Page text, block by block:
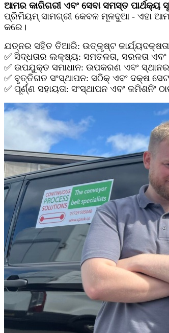
ଆମର କାରିଗରୀ ଏବଂ ସେବା ସମସ୍ତ ପାର୍ଥକ୍ୟ
ପ୍ରିମିୟମ୍ ସାମଗ୍ରୀ କେବଳ ମୂଳଦୁଆ - ଏହା
କରେ।
ଯତ୍ନର ସହିତ ତିଆରି: ଉତ୍କୃଷ୍ଟ କାର୍ଯ୍ୟଦକ୍ଷତା
✅ ସିଦ୍ଧତାର ଲକ୍ଷ୍ୟ: ସମତଳତା, ସରଳତା
✅ ଉପଯୁକ୍ତ ସମାଧାନ: ଉପକରଣ ଏବଂ
✅ ବୃତ୍ତିଗତ ସଂସ୍ଥାପନ: ସଠିକ୍ ଏବଂ ଦକ୍ଷ
✅ ପୂର୍ଣ୍ଣ ସହାୟତା: ସଂସ୍ଥାପନ ଏବଂ